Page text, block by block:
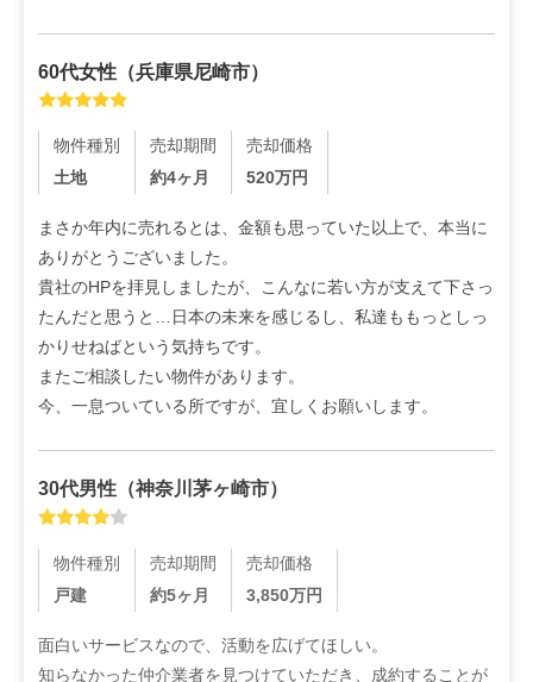
60代女性 （兵庫県尼崎市）
物件種別
土地
売却期間
約4ヶ月
売却価格
520万円
まさか年内に売れるとは、金額も思っていた以上で、本当に
ありがとうございました。
貴社のHPを拝見しましたが、こんなに若い方が支えて下さっ
たんだと思うと…日本の未来を感じるし、私達ももっとしっ
かりせねばという気持ちです。
またご相談したい物件があります。
今、一息ついている所ですが、宜しくお願いします。
30代男性 （神奈川茅ヶ崎市）
物件種別
戸建
売却期間
約5ヶ月
売却価格
3,850万円
面白いサービスなので、活動を広げてほしい。
知らなかった仲介業者を見つけていただき、成約することが